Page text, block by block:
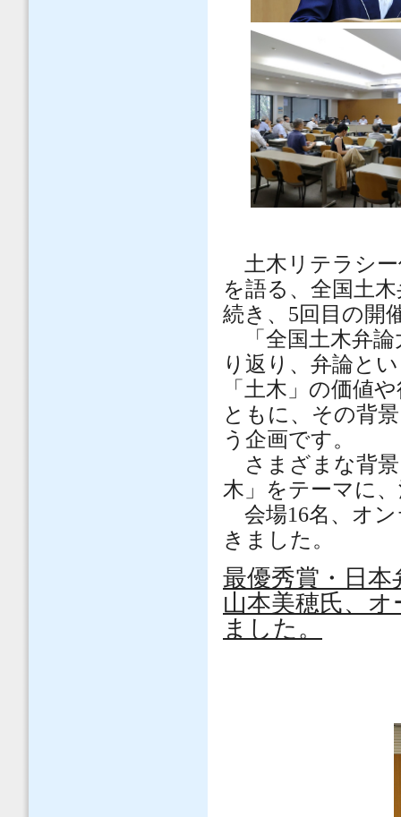
土木リテラシー
を語る、全国土
続き、5回目の開
「全国土木弁論
り返り、弁論と
「土木」の価値
ともに、その背
う企画です。
さまざまな背景
木」をテーマに
会場16名、オン
きました。
最優秀賞・日
山本美穂氏、
ました。